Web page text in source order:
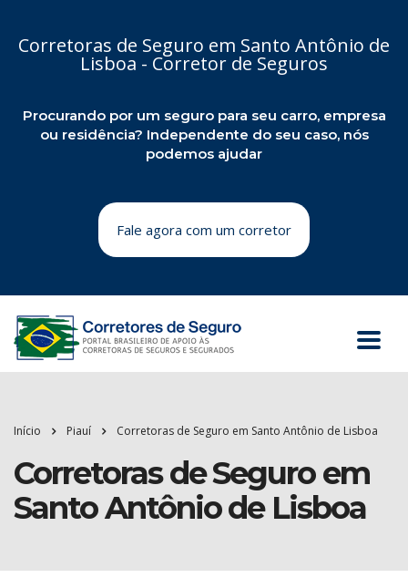
Corretoras de Seguro em Santo Antônio de
Lisboa - Corretor de Seguros
Procurando por um seguro para seu carro, empresa
ou residência? Independente do seu caso, nós
podemos ajudar
Fale agora com um corretor
Início Piauí Corretoras de Seguro em Santo Antônio de Lisboa
Corretoras de Seguro em
Santo Antônio de Lisboa